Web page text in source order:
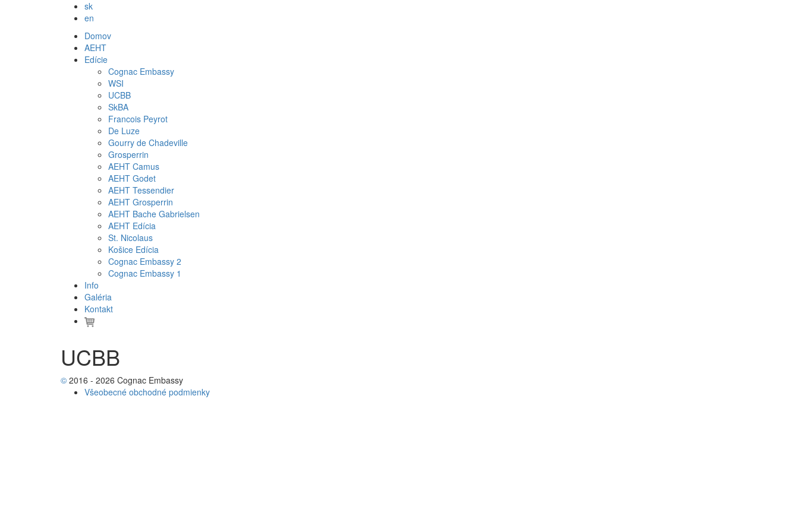
sk
en
Domov
AEHT
Edície
Cognac Embassy
WSI
UCBB
SkBA
Francois Peyrot
De Luze
Gourry de Chadeville
Grosperrin
AEHT Camus
AEHT Godet
AEHT Tessendier
AEHT Grosperrin
AEHT Bache Gabrielsen
AEHT Edícia
St. Nicolaus
Košice Edícia
Cognac Embassy 2
Cognac Embassy 1
Info
Galéria
Kontakt
UCBB
© 2016 - 2026 Cognac Embassy
Všeobecné obchodné podmienky